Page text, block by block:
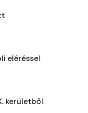
eléréssel
kerületből